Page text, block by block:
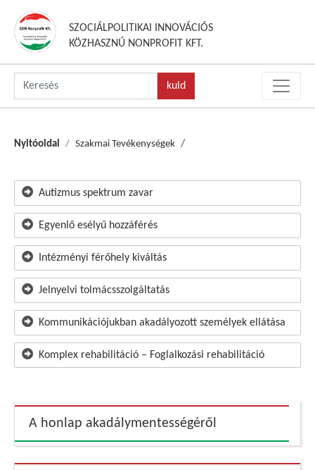
SZOCIÁLPOLITIKAI INNOVÁCIÓS
KÖZHASZNÚ NONPROFIT KFT.
Nyitóoldal Szakmai Tevékenységek
Autizmus spektrum zavar
Egyenlő esélyű hozzáférés
Intézményi férőhely kiváltás
Jelnyelvi tolmácsszolgáltatás
Kommunikációjukban akadályozott személyek ellátása
Komplex rehabilitáció – Foglalkozási rehabilitáció
A honlap akadálymentességéről